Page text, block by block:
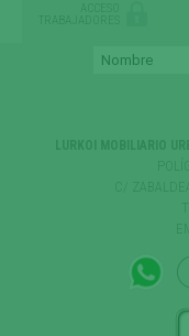
ACCESO
TRABAJADORES